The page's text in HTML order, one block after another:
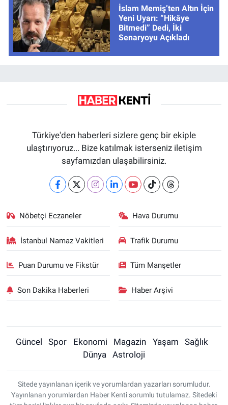
İslam Memiş’ten Altın İçin
Yeni Uyarı: “Hikâye
Bitmedi” Dedi, İki
Senaryoyu Açıkladı
Türkiye'den haberleri sizlere genç bir ekiple
ulaştırıyoruz... Bize katılmak isterseniz iletişim
sayfamızdan ulaşabilirsiniz.
Nöbetçi Eczaneler Hava Durumu
İstanbul Namaz Vakitleri Trafik Durumu
Puan Durumu ve Fikstür Tüm Manşetler
Son Dakika Haberleri Haber Arşivi
Güncel Spor Ekonomi Magazin Yaşam
Sağlık
Dünya
Astroloji
Sitede yayınlanan içerik ve yorumlardan yazarları sorumludur.
Yayınlanan yorumlardan Haber Kenti sorumlu tutulamaz. Sitedeki